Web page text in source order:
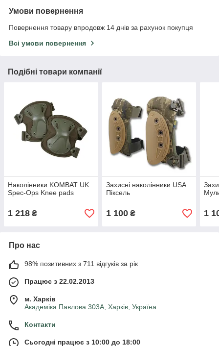
Умови повернення
Повернення товару впродовж 14 днів за рахунок покупця
Всі умови повернення
Подібні товари компанії
Наколінники KOMBAT UK
Spec-Ops Knee pads
1 218 ₴
Захисні наколінники USA
Піксель
1 100₴ 1
Про нас
98% позитивних з 711 відгуків за рік
Працює з 22.02.2013
м. Харків
Академіка Павлова 303А, Харків, Україна
Контакти
Сьогодні працює з 10:00 до 18:00